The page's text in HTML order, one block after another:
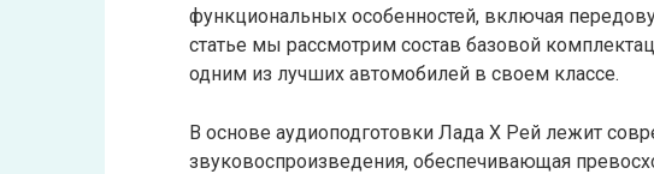
функциональных особенностей, включая
статье мы рассмотрим состав базовой
одним из лучших автомобилей в своем классе.
В основе аудиоподготовки Лада Х Рей лежит
звуковоспроизведения, обеспечивающая